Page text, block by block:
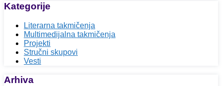
Kategorije
Literarna takmičenja
Multimedijalna takmičenja
Projekti
Stručni skupovi
Vesti
Arhiva